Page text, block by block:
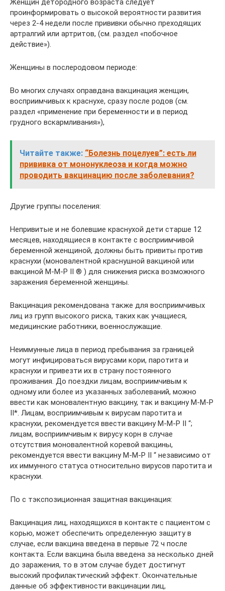
проинформировать о высокой вероятности развития
через 2-4 недели после прививки обычно преходящих
артралгий или артритов, (см. раздел «побочное
действие»).
Женщины в послеродовом периоде:
Во многих случаях оправдана вакцинация женщин,
восприимчивых к краснухе, сразу после родов (см.
раздел «применение при беременности и в период
грудного вскармливания»),
Читайте также: “Болезнь поцелуев”: есть ли
прививка от мононуклеоза и когда можно
проводить вакцинацию после заболевания?
Другие группы поселения:
Непривитые и не болевшие краснухой дети старше 12
месяцев, находящиеся в контакте с восприимчивой
беременной женщиной, должны быть привиты против
краснухи (моновалентной краснушной вакциной или
вакциной М-М-Р II ® ) для снижения риска возможного
заражения беременной женщины.
Вакцинация рекомендована также для восприимчивых
лиц из групп высокого риска, таких как учащиеся,
медицинские работники, военнослужащие.
Неиммунные лица в период пребывания за границей
могут инфицироваться вирусами кори, паротита и
краснухи и привезти их в страну постоянного
проживания. До поездки лицам, восприимчивым к
одному или более из указанных заболеваний, можно
ввести как моновалентную вакцину, так и вакцину М-М-Р
II*. Лицам, восприимчивым к вирусам паротита и
краснухи, рекомендуется ввести вакцину М-М-Р II “;
лицам, восприимчивым к вирусу корн в случае
отсутствия моновалентной коревой вакцины,
рекомендуется ввести вакцину М-М-Р II “ независимо от
их иммунного статуса относительно вирусов паротита и
краснухи.
По c тэкспозиционная защитная вакцинация:
Вакцинация лиц, находящихся в контакте с пациентом с
корью, может обеспечить определенную защиту в
случае, если вакцина введена в первые 72 ч после
контакта. Если вакцина была введена за несколько дней
до заражения, то в этом случае будет достигнут
высокий профилактический эффект. Окончательные
данные об эффективности вакцинации лиц,